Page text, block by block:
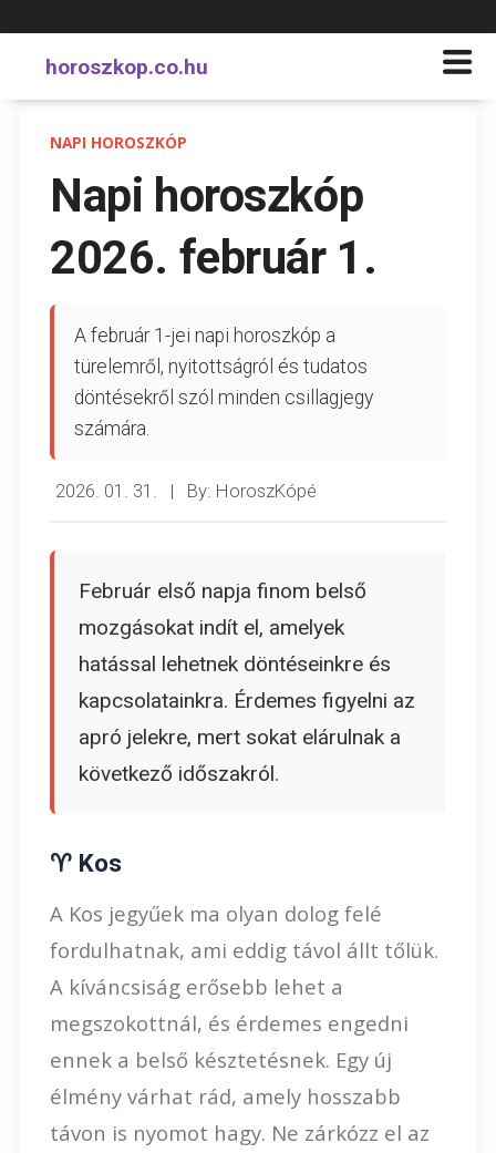
horoszkop.co.hu
NAPI HOROSZKÓP
Napi horoszkóp
2026. február 1.
A február 1-jei napi horoszkóp a
türelemről, nyitottságról és tudatos
döntésekről szól minden csillagjegy
számára.
2026. 01. 31. | By: HoroszKópé
Február első napja finom belső
mozgásokat indít el, amelyek
hatással lehetnek döntéseinkre és
kapcsolatainkra. Érdemes figyelni az
apró jelekre, mert sokat elárulnak a
következő időszakról.
♈ Kos
A Kos jegyűek ma olyan dolog felé
fordulhatnak, ami eddig távol állt tőlük.
A kíváncsiság erősebb lehet a
megszokottnál, és érdemes engedni
ennek a belső késztetésnek. Egy új
élmény várhat rád, amely hosszabb
távon is nyomot hagy. Ne zárkózz el az